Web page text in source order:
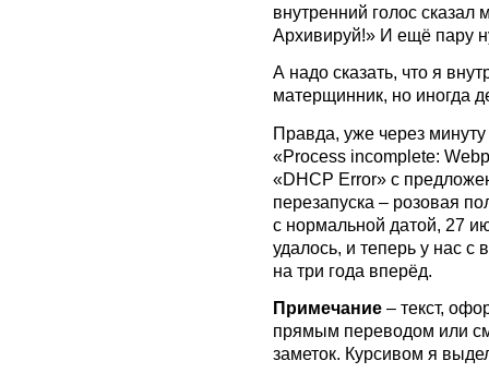
внутренний голос
Архивируй!» И ещё пару
А надо сказать, что я
матерщинник, но иногда
Правда, уже через
«Process incomplete:
«DHCP Error» с
перезапуска – розовая
с нормальной датой, 27
удалось, и теперь у нас с
на три года вперёд.
Примечание – текст,
прямым переводом или
заметок. Курсивом я